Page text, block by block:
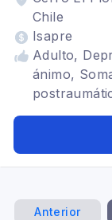
Chile
Isapre
Adulto,
ánimo,
Anterior